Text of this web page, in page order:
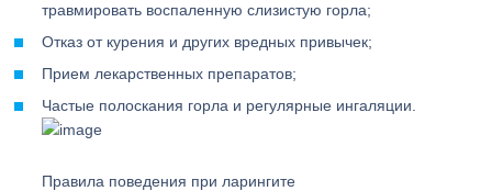
травмировать воспаленную слизистую горла;
Отказ от курения и других вредных привычек;
Прием лекарственных препаратов;
Частые полоскания горла и регулярные ингаляции.
Правила поведения при ларингите